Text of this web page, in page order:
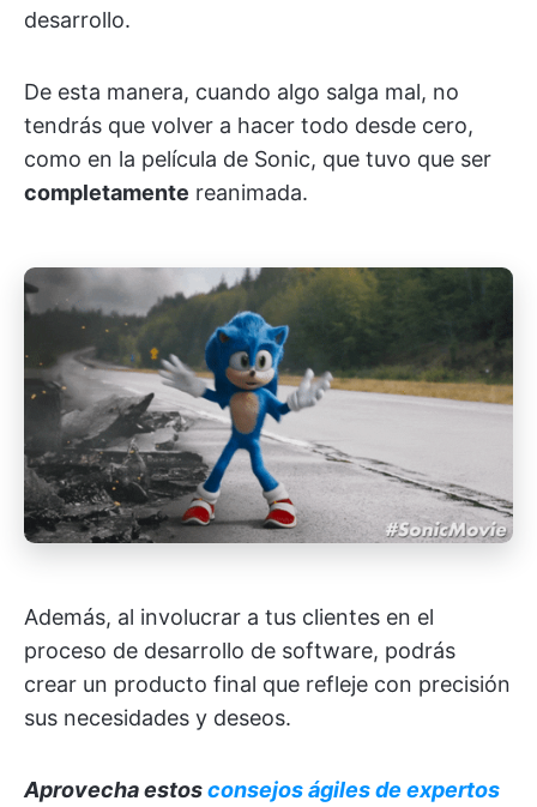
desarrollo.
De esta manera, cuando algo salga mal, no
tendrás que volver a hacer todo desde cero,
como en la película de Sonic, que tuvo que ser
completamente reanimada.
Además, al involucrar a tus clientes en el
proceso de desarrollo de software, podrás
crear un producto final que refleje con precisión
sus necesidades y deseos.
Aprovecha estosconsejos ágiles de expertos